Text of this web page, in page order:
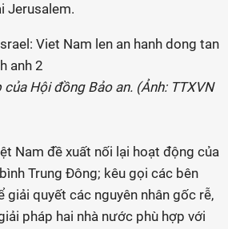
Jerusalem.
của Hội đồng Bảo an. (Ảnh: TTXVN
Nam đề xuất nối lại hoạt động của
Trung Đông; kêu gọi các bên
giải quyết các nguyên nhân gốc rễ,
pháp hai nhà nước phù hợp với